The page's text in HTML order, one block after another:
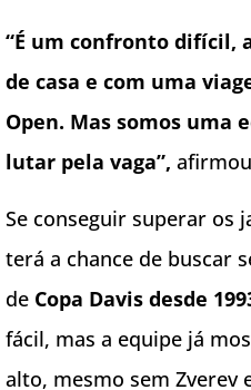
“É um confronto difícil,
de casa e com uma
Open. Mas somos uma
lutar pela vaga”, afirmou
Se conseguir superar os
terá a chance de buscar
de Copa Davis desde
fácil, mas a equipe já
alto, mesmo sem Zverev